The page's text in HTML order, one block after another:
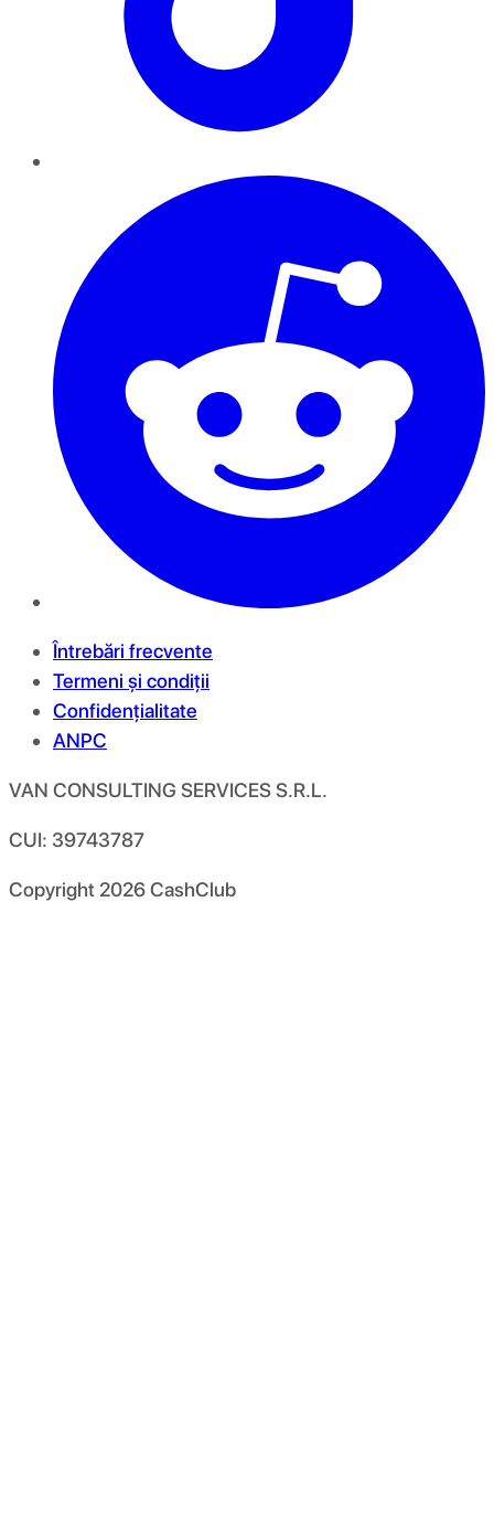
Întrebări frecvente
Termeni și condiții
Confidențialitate
ANPC
VAN CONSULTING SERVICES S.R.L.
CUI: 39743787
Copyright 2026CashClub